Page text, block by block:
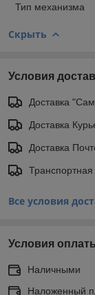
Тип механизма
Скрыть
Условия
Доставка
Доставка
Доставка
Все условия
Условия
Наличными
Наложенный